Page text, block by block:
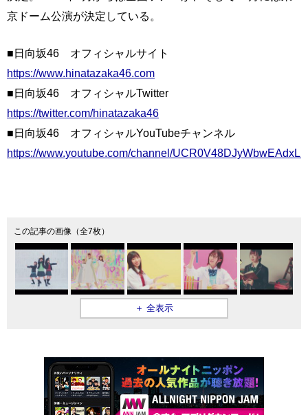
京ドーム公演が決定している。
■日向坂46 オフィシャルサイト
https://www.hinatazaka46.com
■日向坂46 オフィシャルTwitter
https://twitter.com/hinatazaka46
■日向坂46 オフィシャルYouTubeチャンネル
https://www.youtube.com/channel/
この記事の画像（全7枚）
＋ 全表示